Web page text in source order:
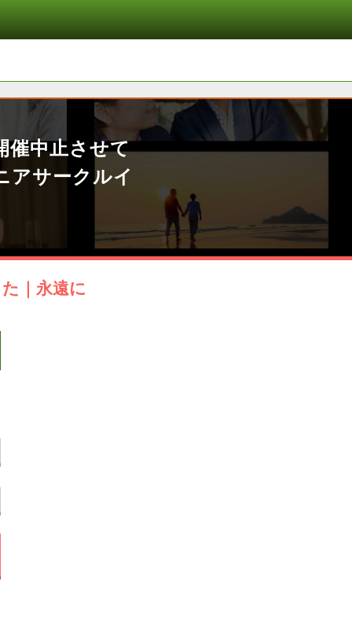
催中止させて
アサークルイ
｜永遠に